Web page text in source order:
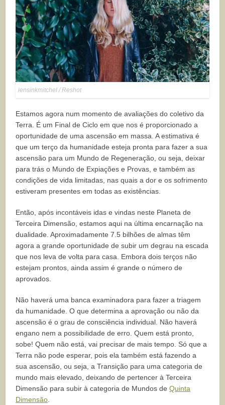
lensinkmitchel / Reshot
Estamos agora num momento de avaliações do coletivo da
Terra. É um Final de Ciclo em que nos é proporcionado a
oportunidade de uma ascensão em massa. A estimativa é
que um terço da humanidade esteja pronta para fazer a sua
ascensão para um Mundo de Regeneração, ou seja, deixar
para trás o Mundo de Expiações e Provas, e também as
condições de vida limitadas, nas quais a dor e os sofrimento
estiveram presentes em todas as existências.
Então, após incontáveis idas e vindas neste Planeta de
Terceira Dimensão, estamos aqui na última encarnação na
dualidade. Aproximadamente 7.5 bilhões de almas têm
agora a grande oportunidade de subir um degrau na escada
que nos leva de volta para casa. Embora dois terços não
estejam prontos, ainda assim é grande o número de
aprovados.
Não haverá uma banca examinadora para fazer a triagem
da humanidade. O que determina a aprovação ou não da
ascensão é o grau de consciência individual. Não haverá
engano nem a possibilidade de erro. Quem está pronto,
sobe! Quem não está, vai precisar de mais tempo. Só que a
Terra não pode esperar, pois ela também está fazendo a
sua ascensão, ou seja, a Transição para uma categoria de
mundo mais elevado, deixando de pertencer à Terceira
Dimensão para subir à categoria de Mundos deQuinta
Dimensão